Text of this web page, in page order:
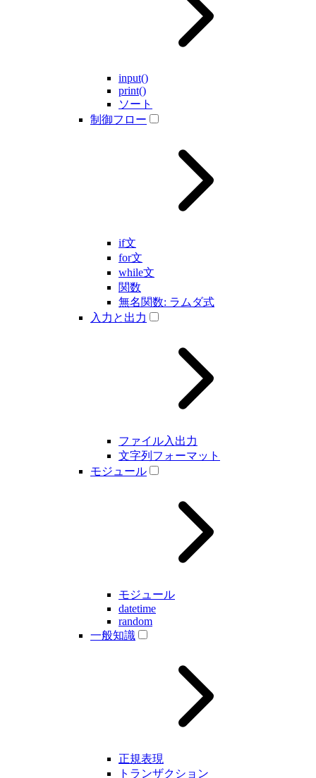
input()
print()
ソート
制御フロー
if文
for文
while文
関数
無名関数: ラムダ式
入力と出力
ファイル入出力
文字列フォーマット
モジュール
モジュール
datetime
random
一般知識
正規表現
トランザクション